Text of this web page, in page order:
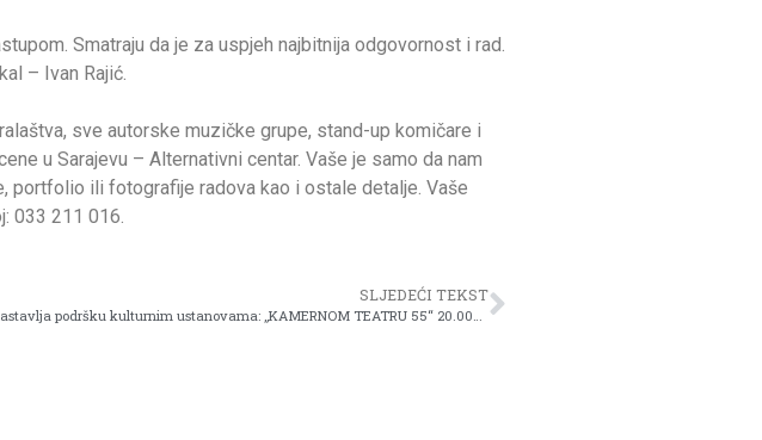
Smatraju da je za uspjeh najbitnija odgovornost i rad.
– Ivan Rajić.
sve autorske muzičke grupe, stand-up komičare i
u Sarajevu – Alternativni centar. Vaše je samo da nam
portfolio ili fotografije radova kao i ostale detalje. Vaše
033 211 016.
SLJEDEĆI TEKST
Općina Centar Sarajevo nastavlja podršku kulturnim ustanovama: „KAMERNOM TEATRU 55“ 20.000 KM